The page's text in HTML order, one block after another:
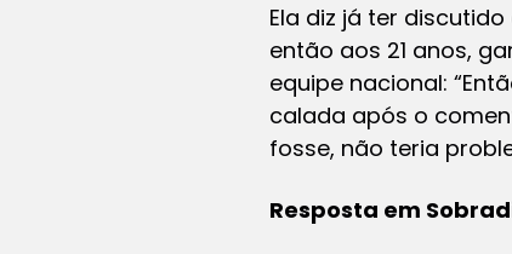
Ela diz já ter
então aos 21 anos,
equipe nacional:
calada após o
fosse, não teria
Resposta em